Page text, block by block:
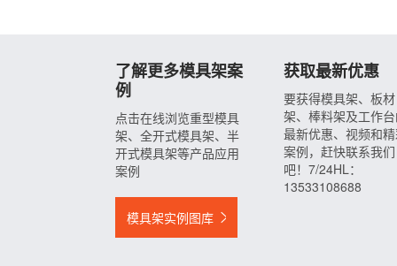
了解更多模具架案
例
点击在线浏览重型模具
架、全开式模具架、半
开式模具架等产品应用
案例
模具架实例图库
获取最新优惠
要获得模具架、板材
架、棒料架及工作
最新优惠、视频和
案例，赶快联系我们
吧！7/24HL：
13533108688